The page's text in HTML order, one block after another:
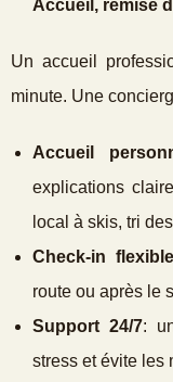
Accueil, remise
Un accueil
minute. Une
Accueil
explications
local à skis, tri
Check‑in flexible
route ou après le
Support 24/7:
stress et évite les